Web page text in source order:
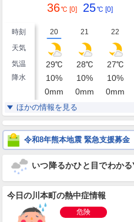
36℃ [0] 25℃ [0]
時刻 20 21 22
天気
気温
29℃ 28℃ 27℃
降水 10% 10% 10%
0mm 0mm 0mm
湿度 71 %
風
静穏
0m/s
東
1m/s
東南東
1m/s
ほかの情報を見る
令和8年熊本地震 緊急支援募金
いつ降るかひと目でわか
今日の川本町の熱中症情報
危険